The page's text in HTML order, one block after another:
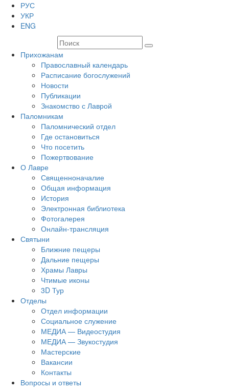
РУС
УКР
ENG
Прихожанам
Православный календарь
Расписание богослужений
Новости
Публикации
Знакомство с Лаврой
Паломникам
Паломнический отдел
Где остановиться
Что посетить
Пожертвование
О Лавре
Священноначалие
Общая информация
История
Электронная библиотека
Фотогалерея
Онлайн-трансляция
Святыни
Ближние пещеры
Дальние пещеры
Храмы Лавры
Чтимые иконы
3D Тур
Отделы
Отдел информации
Социальное служение
МЕДИА — Видеостудия
МЕДИА — Звукостудия
Мастерские
Вакансии
Контакты
Вопросы и ответы